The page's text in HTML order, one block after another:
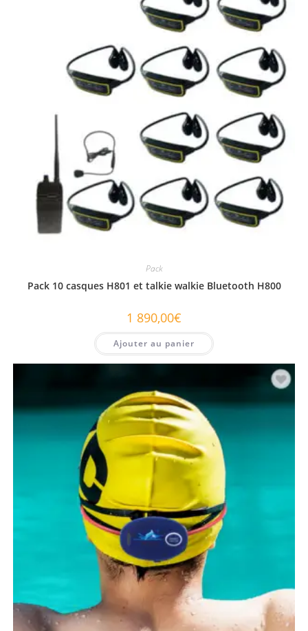
Pack
Pack 10 casques H801 et talkie walkie Bluetooth H800
1 890,00€
Ajouter au panier